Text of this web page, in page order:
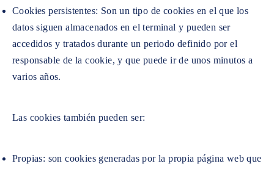
Cookies persistentes: Son un tipo de cookies en el que los
datos siguen almacenados en el terminal y pueden ser
accedidos y tratados durante un periodo definido por el
responsable de la cookie, y que puede ir de unos minutos a
varios años.
Las cookies también pueden ser:
Propias: son cookies generadas por la propia página web que